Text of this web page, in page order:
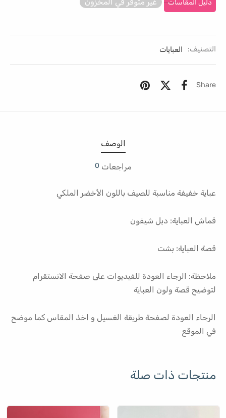
دليل المقاسات
التصنيف: العبايات
Share
الوصف
مراجعات 0
عباية خفيفة مناسبة للصيف باللون الأخضر الملكي
قماش العباية: دبل شيفون
قصة العباية: بشت
ملاحظة: الرجاء العودة للفيديوات على صفحة الانستقرام
لتوضيح قصة ولون العباية
الرجاء العودة لصفحة طريقة الغسيل و اخذ المقاس كما موضح
في الموقع
منتجات ذات صلة